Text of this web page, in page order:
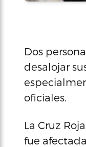
Dos
desalojar
oficiales.
La Cruz
fue